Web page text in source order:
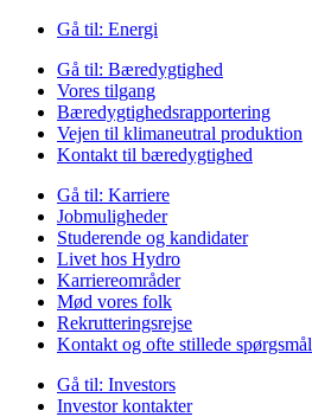
Gå til: Energi
Gå til: Bæredygtighed
Vores tilgang
Bæredygtighedsrapportering
Vejen til klimaneutral produktion
Kontakt til bæredygtighed
Gå til: Karriere
Jobmuligheder
Studerende og kandidater
Livet hos Hydro
Karriereområder
Mød vores folk
Rekrutteringsrejse
Kontakt og ofte stillede spørgsmål
Gå til: Investors
Investor kontakter